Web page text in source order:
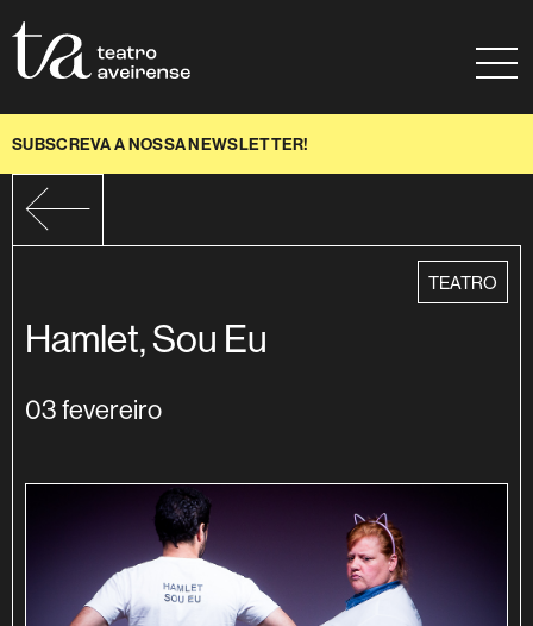
SUBSCREVA A NOSSA NEWSLETTER!
categoria
TEATRO
Hamlet, Sou Eu
03 fevereiro